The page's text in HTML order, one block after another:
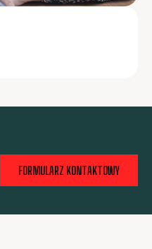
FORMULARZ KONTAKTOWY